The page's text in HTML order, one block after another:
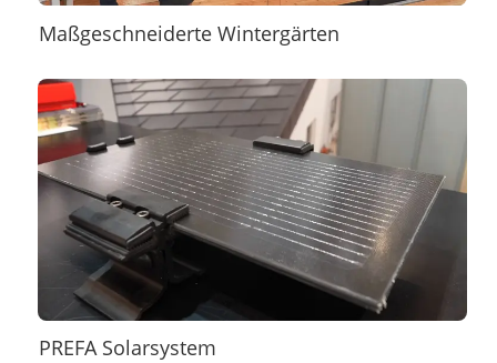
Maßgeschneiderte Wintergärten
PREFA Solarsystem